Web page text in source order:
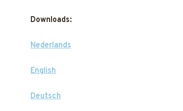
Downloads:
Nederlands
English
Deutsch